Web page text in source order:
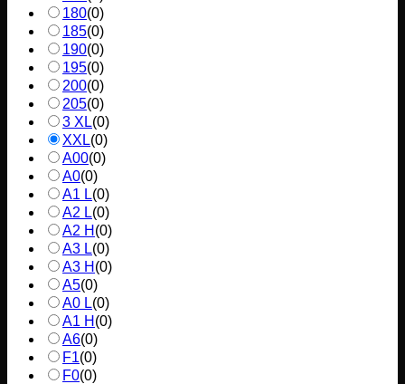
180(0)
185(0)
190(0)
195(0)
200(0)
205(0)
3 XL(0)
XXL(0)
A00(0)
A0(0)
A1 L(0)
A2 L(0)
A2 H (0)
A3 L(0)
A3 H (0)
A5(0)
A0 L(0)
A1 H (0)
A6(0)
F1(0)
F0(0)